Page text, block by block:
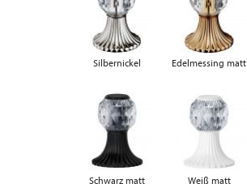
Silbernickel Edelmessing matt
Schwarz matt Weiß matt